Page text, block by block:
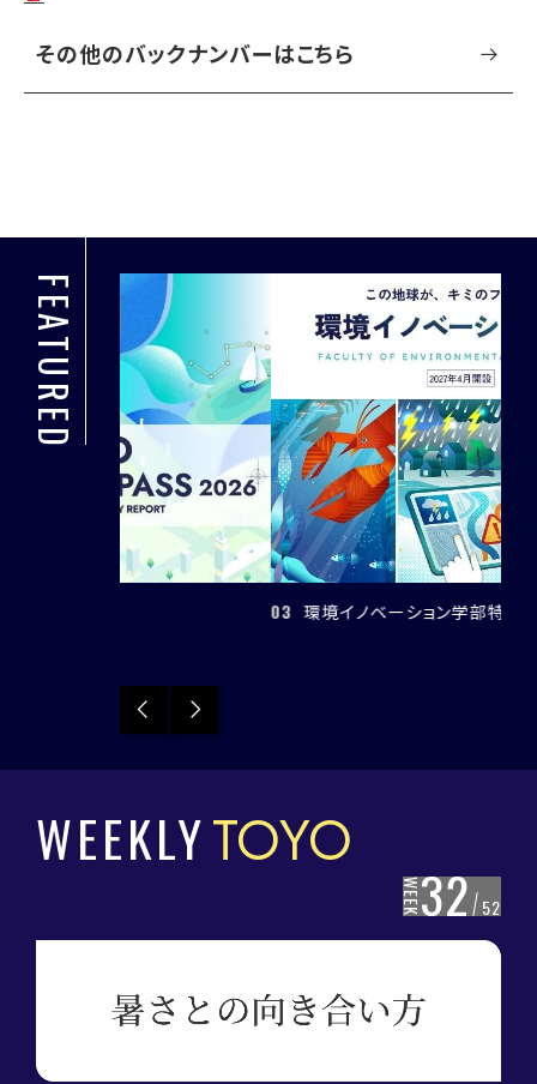
その他のバックナンバーはこちら
FEATURED
環境イノベーション学部特設サイト
Previous
Next
WEEKLYTOYO
WEEK32 52